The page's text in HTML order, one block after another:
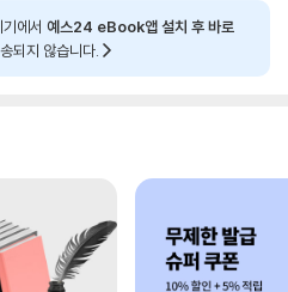
에서 예스24 eBook앱 설치 후 바로
되지 않습니다.